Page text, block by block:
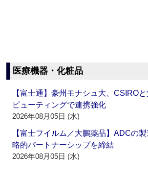
医療機器・化粧品
【富士通】豪州モナシュ大、CSIRO
ピューティングで連携強化
2026年08月05日 (水)
【富士フイルム／大鵬薬品】ADCの
略的パートナーシップを締結
2026年08月05日 (水)